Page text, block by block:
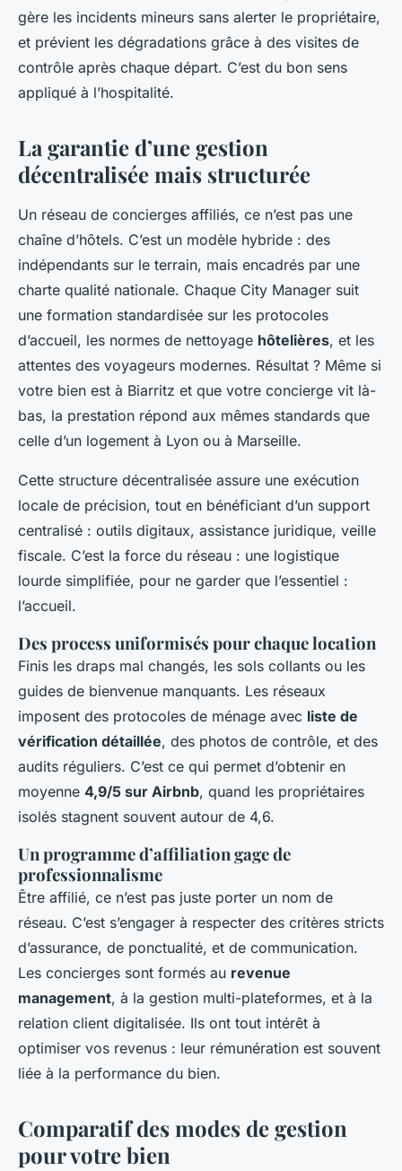
gère les incidents mineurs sans alerter le propriétaire,
et prévient les dégradations grâce à des visites de
contrôle après chaque départ. C’est du bon sens
appliqué à l’hospitalité.
La garantie d’une gestion
décentralisée mais structurée
Un réseau de concierges affiliés, ce n’est pas une
chaîne d’hôtels. C’est un modèle hybride : des
indépendants sur le terrain, mais encadrés par une
charte qualité nationale. Chaque City Manager suit
une formation standardisée sur les protocoles
d’accueil, les normes de nettoyage hôtelières, et les
attentes des voyageurs modernes. Résultat ? Même si
votre bien est à Biarritz et que votre concierge vit là-
bas, la prestation répond aux mêmes standards que
celle d’un logement à Lyon ou à Marseille.
Cette structure décentralisée assure une exécution
locale de précision, tout en bénéficiant d’un support
centralisé : outils digitaux, assistance juridique, veille
fiscale. C’est la force du réseau : une logistique
lourde simplifiée, pour ne garder que l’essentiel :
l’accueil.
Des process uniformisés pour chaque location
Finis les draps mal changés, les sols collants ou les
guides de bienvenue manquants. Les réseaux
imposent des protocoles de ménage avec liste de
vérification détaillée, des photos de contrôle, et des
audits réguliers. C’est ce qui permet d’obtenir en
moyenne 4,9/5 sur Airbnb, quand les propriétaires
isolés stagnent souvent autour de 4,6.
Un programme d’affiliation gage de
professionnalisme
Être affilié, ce n’est pas juste porter un nom de
réseau. C’est s’engager à respecter des critères stricts
d’assurance, de ponctualité, et de communication.
Les concierges sont formés au revenue
management, à la gestion multi-plateformes, et à la
relation client digitalisée. Ils ont tout intérêt à
optimiser vos revenus : leur rémunération est souvent
liée à la performance du bien.
Comparatif des modes de gestion
pour votre bien